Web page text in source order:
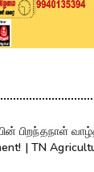
பிறந்தநாள்
| TN